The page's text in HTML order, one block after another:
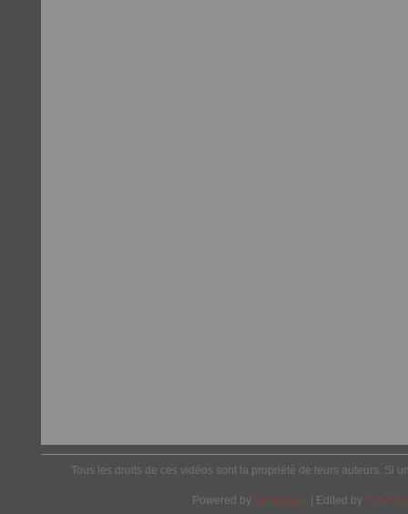
Tous les droits de ces vidéos sont la propriété de leurs auteurs. Si
Powered by Wordpress | Edited by Yes We